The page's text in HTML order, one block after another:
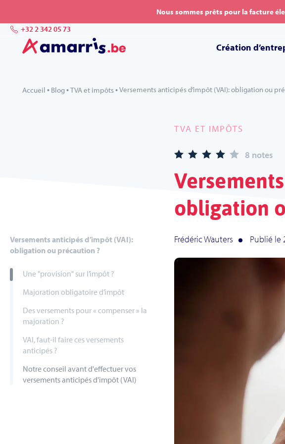
au
menu
contenu
Nous sommes prêts pour la facture
+32 2 342 05 73
Création
Accueil • Blog•TVA et impôts•Versements anticipés d’impôt (VAI): obligation ou
Versements anticipés d’impôt (VAI):
obligation ou précaution ?
Une "provision" sur l’impôt ?
Majoration obligatoire d’impôt
Des versements pour « compenser » la
majoration ?
VAI, faut-il faire ces versements
anticipés ?
Notre conseil avant d'effectuer vos
versements anticipés d'impôt (VAI)
TVA ET IMPÔTS
8 notes
obligation
Frédéric Wauters Publié le